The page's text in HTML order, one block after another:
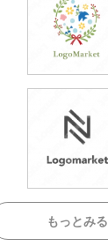
もっとみる